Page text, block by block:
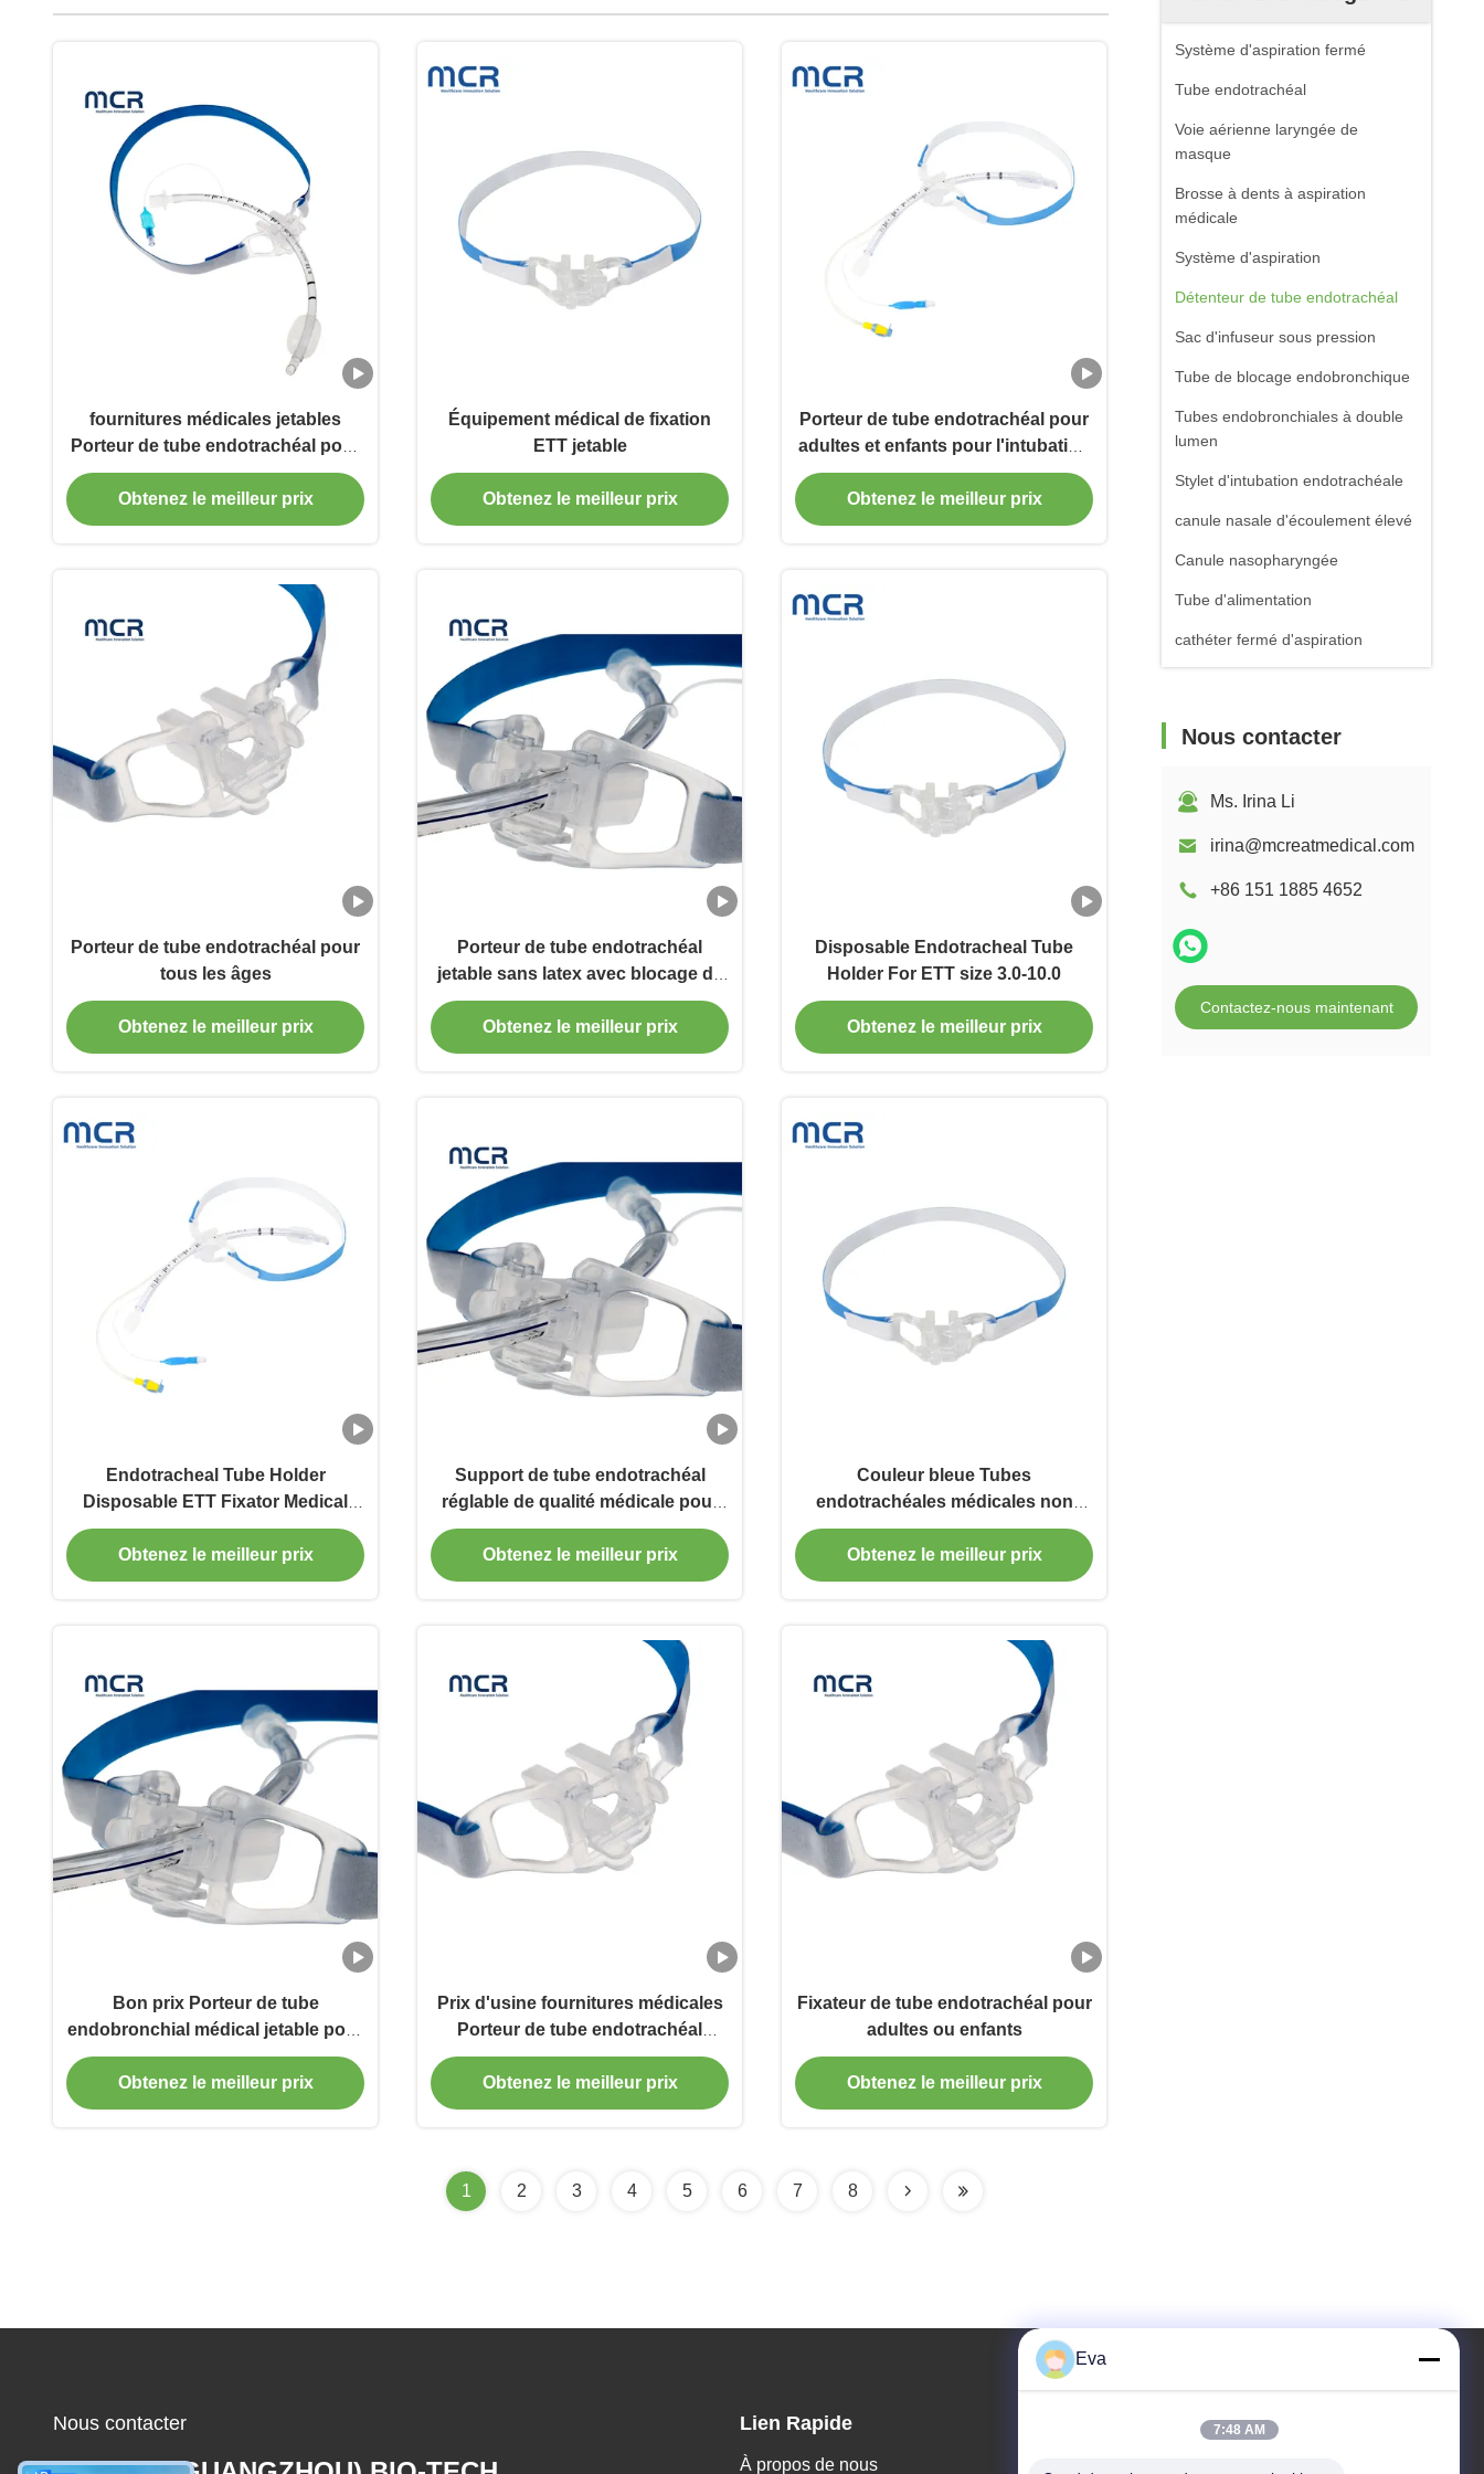
Système d'aspiration fermé
Tube endotrachéal
Voie aérienne laryngée de
masque
Brosse à dents à aspiration
médicale
Système d'aspiration
Détenteur de tube endotrachéal
Sac d'infuseur sous pression
Tube de blocage endobronchique
Tubes endobronchiales à double
lumen
Stylet d'intubation endotrachéale
canule nasale d'écoulement élevé
Canule nasopharyngée
Tube d'alimentation
cathéter fermé d'aspiration
Nous contacter
Ms. Irina Li
irina@mcreatmedical.com
+86 151 1885 4652
Contactez-nous maintenant
fournitures médicales jetables
Porteur de tube endotrachéal pour
adultes et enfants
Obtenez le meilleur prix
Équipement médical de fixation
ETT jetable
Obtenez le meilleur prix
Porteur de tube endotrachéal pour
adultes et enfants pour l'intubation
endotrachéale
Obtenez le meilleur prix
Porteur de tube endotrachéal pour
tous les âges
Obtenez le meilleur prix
Porteur de tube endotrachéal
jetable sans latex avec blocage de
morsure pour ETT Taille 3,0-10.0
Obtenez le meilleur prix
Disposable Endotracheal Tube
Holder For ETT size 3.0-10.0
Obtenez le meilleur prix
Endotracheal Tube Holder
Disposable ETT Fixator Medical
Equipment
Obtenez le meilleur prix
Support de tube endotrachéal
réglable de qualité médicale pour
une intubation orale sécurisée avec
certification ISO/FDA/OEM
Obtenez le meilleur prix
Couleur bleue Tubes
endotrachéales médicales non
tissées
Obtenez le meilleur prix
Bon prix Porteur de tube
endobronchial médical jetable pour
chirurgie
Obtenez le meilleur prix
Prix d'usine fournitures médicales
Porteur de tube endotrachéal
Utilisation pour la fixation de tube
endotrachéal
Obtenez le meilleur prix
Fixateur de tube endotrachéal pour
adultes ou enfants
Obtenez le meilleur prix
1 2 3 4 5 6 7 8
Nous contacter Lien Rapide
À propos de nous
Eva
7:48 AM